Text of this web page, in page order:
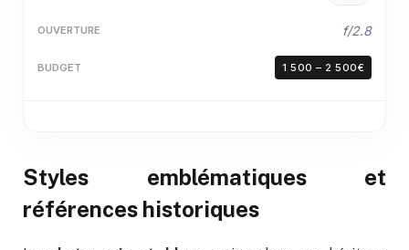
f/2.8
1 500 – 2 500€
Styles emblématiques et
références historiques